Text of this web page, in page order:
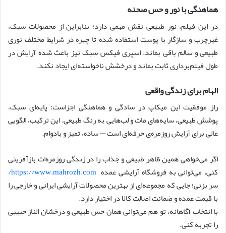
هماهنگی با نور و حس صحنه
در این فیلم، نور طبیعی نقش مهمی دارد؛ بنابراین از محصولات سبک،
غیرچرب و سازگار با پوست استفاده شده تا چهره در شرایط مختلف نوری
طبیعی و سالم باقی بماند. اسپری فیکس سبک نیز باعث شده آرایش در
طول فیلم‌برداری ثابت بماند و درخشش ناخواسته‌ای ایجاد نکند.
الهام برای زندگی واقعی
راز موفقیت این میکاپ در سادگی و هماهنگی اجزاست: پایه‌ای سبک،
پوشش طبیعی، سایه‌های مات و لب‌هایی به رنگ طبیعی. این ترکیب، الگویی
عالی برای آرایش روزمره‌ی حرفه‌ای است — ساده، تمیز و بادوام.
اگر می‌خواهی همین ظاهر طبیعی و جذاب را در زندگی روزمره‌ات بازآفرینی
کنی، می‌توانی به فروشگاه آرایشی عمده https://www.mahrozh.com/
سر بزنی؛ جایی که مجموعه‌ای از بهترین محصولات آرایشی ایرانی و خارجی را
با قیمت عمده و ضمانت اصالت کالا در اختیار دارد.
با انتخاب آگاهانه، تو هم می‌توانی همان حس طبیعی و درخشان الناز حبیبی
را تجربه کنی.